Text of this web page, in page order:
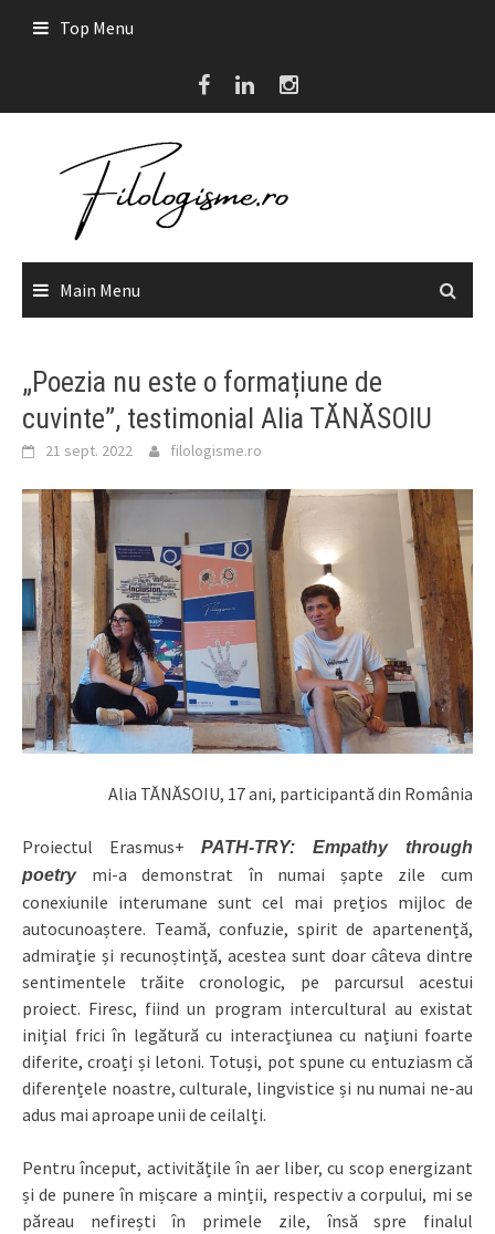
Top Menu
Main Menu
„Poezia nu este o formațiune de
cuvinte”, testimonial Alia TĂNĂSOIU
21 sept. 2022 filologisme.ro
Alia TĂNĂSOIU, 17 ani, participantă din România
Proiectul Erasmus+ PATH-TRY: Empathy through
poetrymi-a demonstrat în numai șapte zile cum
conexiunile interumane sunt cel mai prețios mijloc de
autocunoaștere. Teamă, confuzie, spirit de apartenență,
admirație și recunoștință, acestea sunt doar câteva dintre
sentimentele trăite cronologic, pe parcursul acestui
proiect. Firesc, fiind un program intercultural au existat
inițial frici în legătură cu interacțiunea cu națiuni foarte
diferite, croați și letoni. Totuși, pot spune cu entuziasm că
diferențele noastre, culturale, lingvistice și nu numai ne-au
adus mai aproape unii de ceilalți.
Pentru început, activitățile în aer liber, cu scop energizant
și de punere în mișcare a minții, respectiv a corpului, mi se
păreau nefirești în primele zile, însă spre finalul